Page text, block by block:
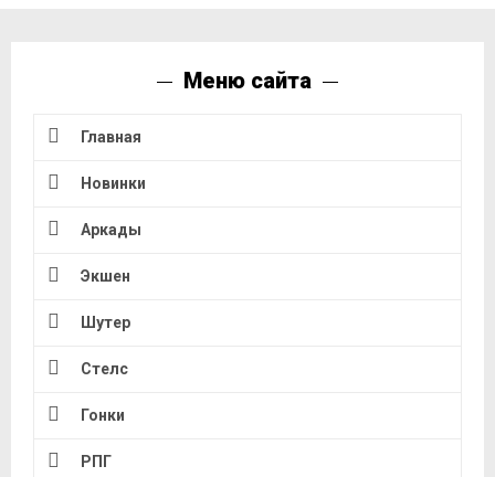
Меню сайта
Главная
Новинки
Аркады
Экшен
Шутер
Стелс
Гонки
РПГ